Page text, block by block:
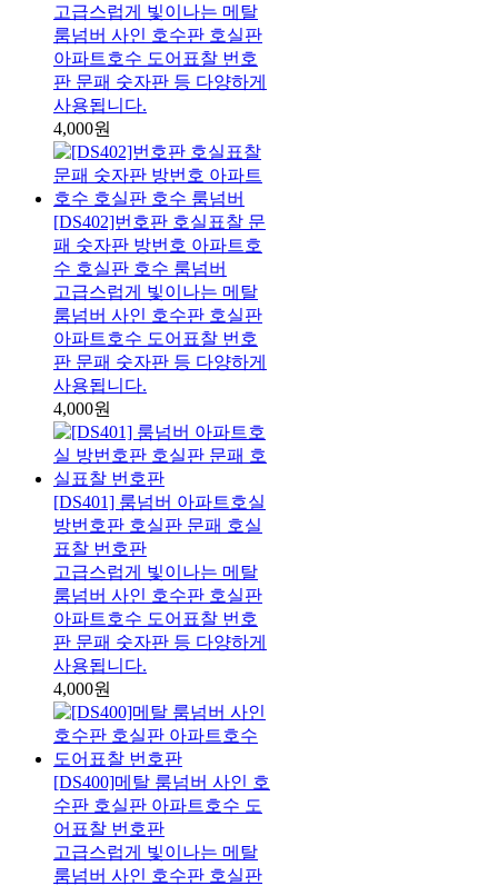
고급스럽게 빛이나는 메탈
룸넘버 사인 호수판 호실판
아파트호수 도어표찰 번호
판 문패 숫자판 등 다양하게
사용됩니다.
4,000원
[DS402]번호판 호실표찰 문
패 숫자판 방번호 아파트호
수 호실판 호수 룸넘버
고급스럽게 빛이나는 메탈
룸넘버 사인 호수판 호실판
아파트호수 도어표찰 번호
판 문패 숫자판 등 다양하게
사용됩니다.
4,000원
[DS401] 룸넘버 아파트호실
방번호판 호실판 문패 호실
표찰 번호판
고급스럽게 빛이나는 메탈
룸넘버 사인 호수판 호실판
아파트호수 도어표찰 번호
판 문패 숫자판 등 다양하게
사용됩니다.
4,000원
[DS400]메탈 룸넘버 사인 호
수판 호실판 아파트호수 도
어표찰 번호판
고급스럽게 빛이나는 메탈
룸넘버 사인 호수판 호실판